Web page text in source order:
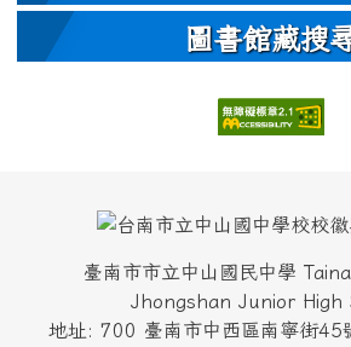
圖書館藏搜
頁尾區域內容
臺南市市立中山國民中學
Jhongshan Junior High
地址: 700 臺南市中西區南寧街45